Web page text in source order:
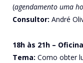
(agendamento uma
Consultor: André
18h às 21h –
Tema: Como obter